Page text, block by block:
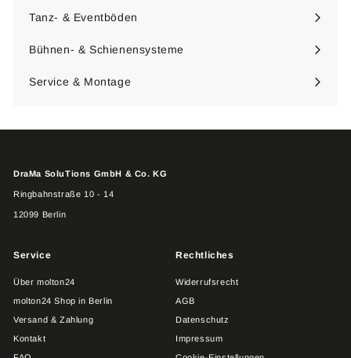
Tanz- & Eventböden
Menü
Bühnen- & Schienensysteme
Menü
Service & Montage
DraMa SoluTions GmbH & Co. KG
Ringbahnstraße 10 - 14
12099 Berlin
Service
Über molton24
molton24 Shop in Berlin
Versand & Zahlung
Kontakt
Rechtliches
Widerrufsrecht
AGB
Datenschutz
Impressum